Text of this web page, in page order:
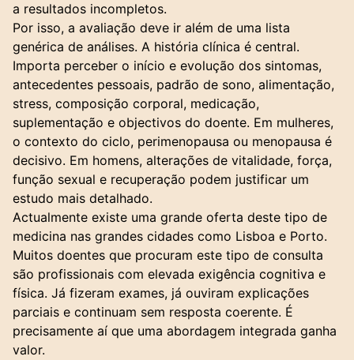
a resultados incompletos.
Por isso, a avaliação deve ir além de uma lista
genérica de análises. A história clínica é central.
Importa perceber o início e evolução dos sintomas,
antecedentes pessoais, padrão de sono, alimentação,
stress, composição corporal, medicação,
suplementação e objectivos do doente. Em mulheres,
o contexto do ciclo, perimenopausa ou menopausa é
decisivo. Em homens, alterações de vitalidade, força,
função sexual e recuperação podem justificar um
estudo mais detalhado.
Actualmente existe uma grande oferta deste tipo de
medicina nas grandes cidades como Lisboa e Porto.
Muitos doentes que procuram este tipo de consulta
são profissionais com elevada exigência cognitiva e
física. Já fizeram exames, já ouviram explicações
parciais e continuam sem resposta coerente. É
precisamente aí que uma abordagem integrada ganha
valor.